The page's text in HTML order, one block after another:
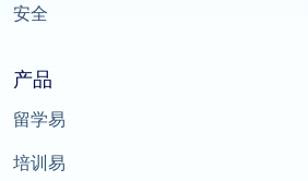
安全
产品
留学易
培训易